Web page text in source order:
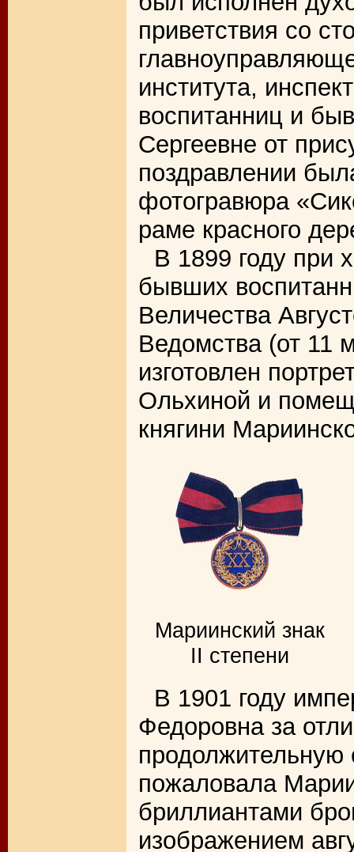
приветствия со
института,
воспитанниц и
Сергеевне от
поздравлении
фотогравюра
раме красного
В 1899 году при
бывших
Величества
Ведомства (от 11
изготовлен
Ольхиной и
княгини
Мариинский знак
II степени
В 1901 году
Федоровна за
пожаловала
бриллиантами
изображением